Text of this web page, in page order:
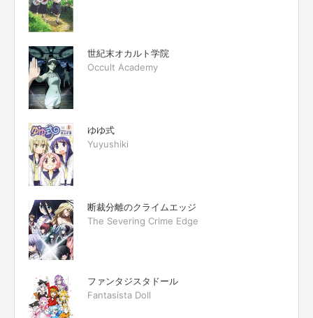
世紀末オカルト学院
Occult Academy
ゆゆ式
Yuyushiki
断裁分離のクライムエッジ
The Severing Crime Edge
ファンタジスタドール
Fantasista Doll